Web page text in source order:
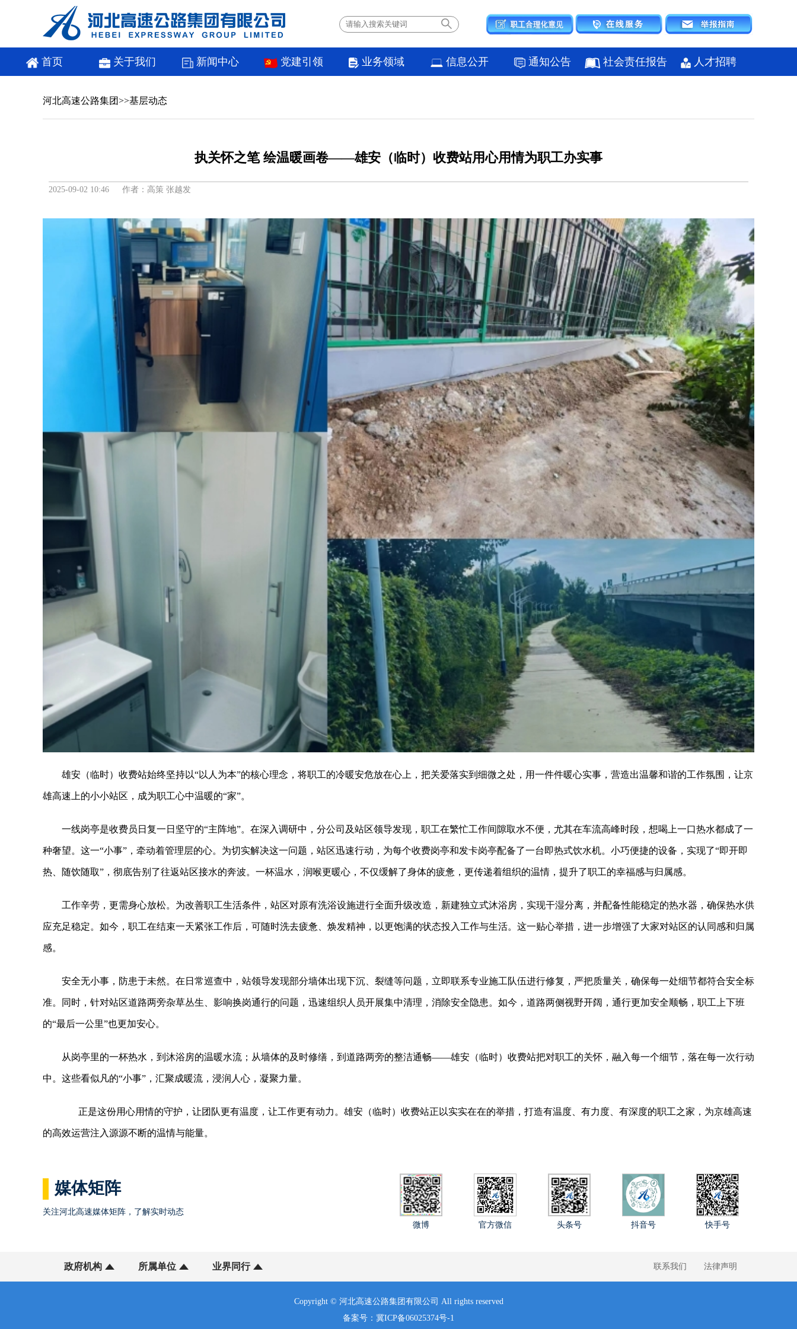
首页 关于我们 新闻中心 党建引领 业务领域 信息公开 通知公告 社会责任报告 人才招聘
河北高速公路集团>>基层动态
执关怀之笔 绘温暖画卷——雄安（临时）收费站用心用情为职工办实事
2025-09-02 10:46 作者：高策 张越发
雄安（临时）收费站始终坚持以“以人为本”的核心理念，将职工的冷暖安危放在心上，把关爱落实到细微之处，用一件件暖心实事，营造出温馨和谐的工作氛围，让京
雄高速上的小小站区，成为职工心中温暖的“家”。
一线岗亭是收费员日复一日坚守的“主阵地”。在深入调研中，分公司及站区领导发现，职工在繁忙工作间隙取水不便，尤其在车流高峰时段，想喝上一口热水都成了一
种奢望。这一“小事”，牵动着管理层的心。为切实解决这一问题，站区迅速行动，为每个收费岗亭和发卡岗亭配备了一台即热式饮水机。小巧便捷的设备，实现了“即开即
热、随饮随取”，彻底告别了往返站区接水的奔波。一杯温水，润喉更暖心，不仅缓解了身体的疲惫，更传递着组织的温情，提升了职工的幸福感与归属感。
工作辛劳，更需身心放松。为改善职工生活条件，站区对原有洗浴设施进行全面升级改造，新建独立式沐浴房，实现干湿分离，并配备性能稳定的热水器，确保热水供
应充足稳定。如今，职工在结束一天紧张工作后，可随时洗去疲惫、焕发精神，以更饱满的状态投入工作与生活。这一贴心举措，进一步增强了大家对站区的认同感和归属
感。
安全无小事，防患于未然。在日常巡查中，站领导发现部分墙体出现下沉、裂缝等问题，立即联系专业施工队伍进行修复，严把质量关，确保每一处细节都符合安全标
准。同时，针对站区道路两旁杂草丛生、影响换岗通行的问题，迅速组织人员开展集中清理，消除安全隐患。如今，道路两侧视野开阔，通行更加安全顺畅，职工上下班
的“最后一公里”也更加安心。
从岗亭里的一杯热水，到沐浴房的温暖水流；从墙体的及时修缮，到道路两旁的整洁通畅——雄安（临时）收费站把对职工的关怀，融入每一个细节，落在每一次行动
中。这些看似凡的“小事”，汇聚成暖流，浸润人心，凝聚力量。
正是这份用心用情的守护，让团队更有温度，让工作更有动力。雄安（临时）收费站正以实实在在的举措，打造有温度、有力度、有深度的职工之家，为京雄高速
的高效运营注入源源不断的温情与能量。
媒体矩阵
关注河北高速媒体矩阵，了解实时动态
微博
官方微信 头条号 抖音号 快手号
政府机构 所属单位 业界同行 联系我们 法律声明
Copyright © 河北高速公路集团有限公司 All rights reserved
备案号：冀ICP备06025374号-1